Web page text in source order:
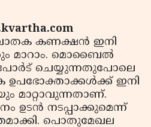
കണക്ഷന്‍ ഇനി
മാറാം. മൊബൈല്‍
ചെയ്യുന്നതുപോലെ
ഉപഭോക്താക്കള്‍ക്ക് ഇനി
മാറ്റാവുന്നതാണ്.
ഉടന്‍ നടപ്പാക്കുമെന്ന്
പൊതുമേഖല